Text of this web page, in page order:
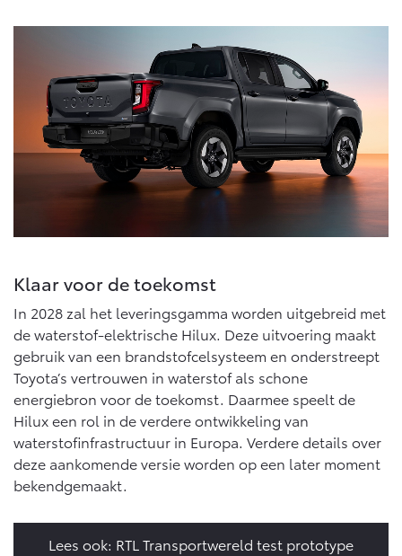
Klaar voor de toekomst
In 2028 zal het leveringsgamma worden uitgebreid met
de waterstof-elektrische Hilux. Deze uitvoering maakt
gebruik van een brandstofcelsysteem en onderstreept
Toyota’s vertrouwen in waterstof als schone
energiebron voor de toekomst. Daarmee speelt de
Hilux een rol in de verdere ontwikkeling van
waterstofinfrastructuur in Europa. Verdere details over
deze aankomende versie worden op een later moment
bekendgemaakt.
Lees ook: RTL Transportwereld test prototype